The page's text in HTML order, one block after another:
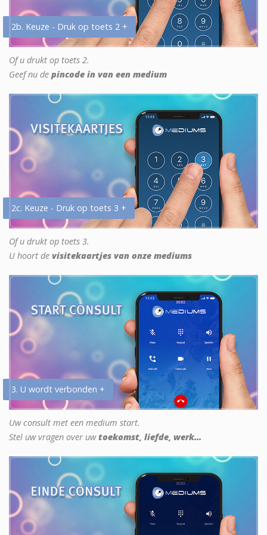
2b. Keuze - Druk op toets 2 +
Of u drukt op toets 2.
Geef nu de pincode in van een medium
2c. Keuze - Druk op toets 3 +
Of u drukt op toets 3.
U hoort de visitekaartjes van onze mediums
3. U wordt verbonden +
Uw consult met een medium start.
Stel uw vragen over uwtoekomst, liefde, werk...